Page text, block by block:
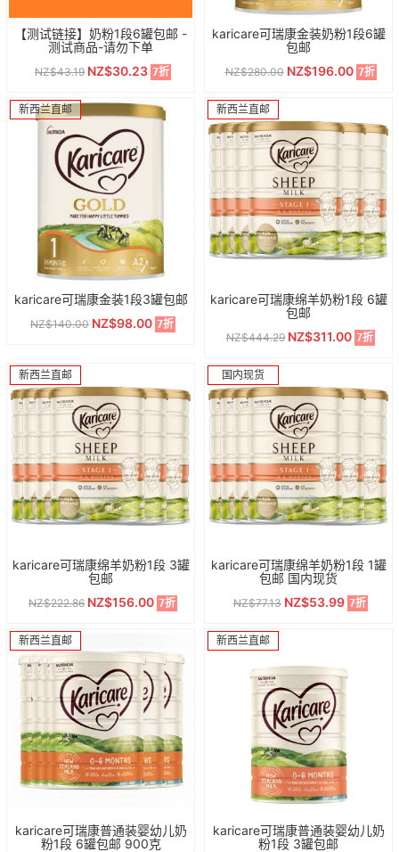
【测试链接】奶粉1段6罐包邮 -
测试商品-请勿下单
NZ$43.19 NZ$30.23 7折
karicare可瑞康金装奶粉1段6罐
包邮
NZ$280.00NZ$196.00 7折
新西兰直邮
karicare可瑞康金装1段3罐包邮
NZ$140.00 NZ$98.00 7折
新西兰直邮
karicare可瑞康绵羊奶粉1段 6罐
包邮
NZ$444.29 NZ$311.00 7折
新西兰直邮
karicare可瑞康绵羊奶粉1段 3罐
包邮
NZ$222.86 NZ$156.00 7折
国内现货
karicare可瑞康绵羊奶粉1段 1罐
包邮 国内现货
NZ$77.13 NZ$53.99 7折
新西兰直邮
karicare可瑞康普通装婴幼儿奶
粉1段 6罐包邮 900克
新西兰直邮
karicare可瑞康普通装婴幼儿奶
粉1段 3罐包邮